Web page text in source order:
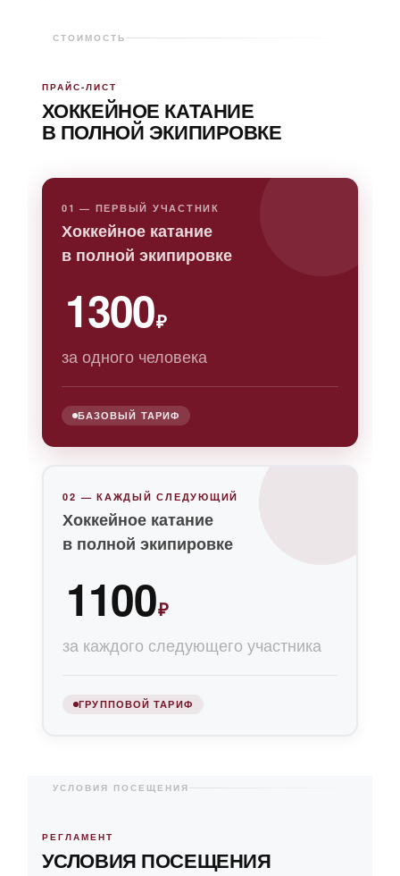
СТОИМОСТЬ
ПРАЙС-ЛИСТ
ХОККЕЙНОЕ КАТАНИЕ
В ПОЛНОЙ ЭКИПИРОВКЕ
01 — ПЕРВЫЙ УЧАСТНИК
Хоккейное катание
в полной экипировке
1300₽
за одного человека
БАЗОВЫЙ ТАРИФ
02 — КАЖДЫЙ СЛЕДУЮЩИЙ
Хоккейное катание
в полной экипировке
1100₽
за каждого следующего участника
ГРУППОВОЙ ТАРИФ
УСЛОВИЯ ПОСЕЩЕНИЯ
РЕГЛАМЕНТ
УСЛОВИЯ ПОСЕЩЕНИЯ